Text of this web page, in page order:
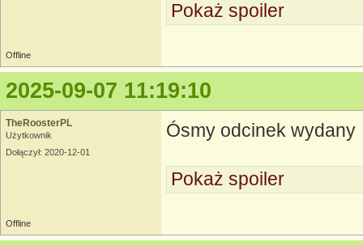
Pokaż spoiler
Offline
2025-09-07 11:19:10
TheRoosterPL
Użytkownik
Dołączył: 2020-12-01
Ósmy odcinek wydany
Pokaż spoiler
Offline